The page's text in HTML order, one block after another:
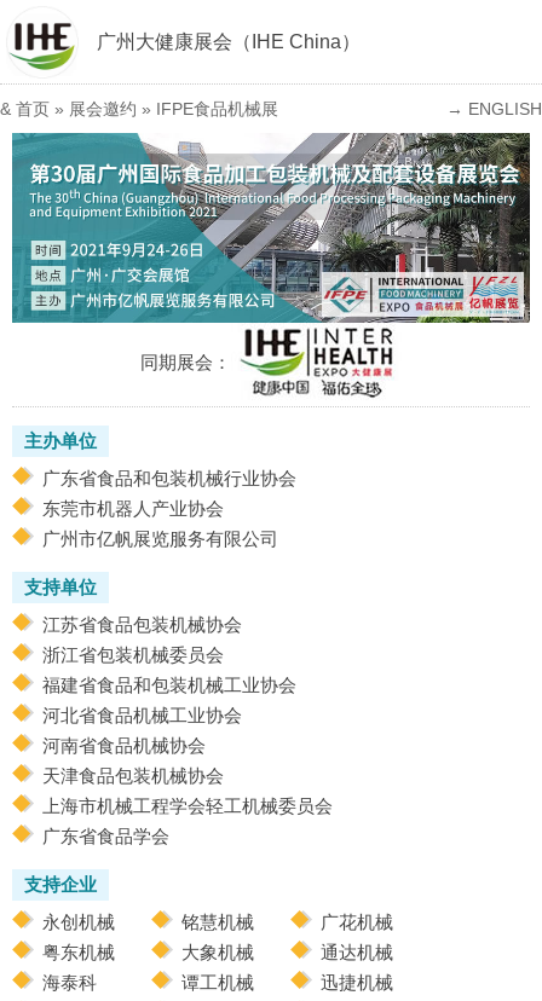
广州大健康展会（IHE China）
& 首页 » 展会邀约 » IFPE食品机械展 → ENGLISH
同期展会：
主办单位
广东省食品和包装机械行业协会
东莞市机器人产业协会
广州市亿帆展览服务有限公司
支持单位
江苏省食品包装机械协会
浙江省包装机械委员会
福建省食品和包装机械工业协会
河北省食品机械工业协会
河南省食品机械协会
天津食品包装机械协会
上海市机械工程学会轻工机械委员会
广东省食品学会
支持企业
永创机械
铭慧机械
广花机械
粤东机械
大象机械
通达机械
海泰科
谭工机械
迅捷机械